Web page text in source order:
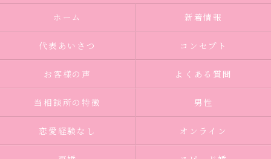
ホーム 新着情報
代表あいさつ コンセプト
お客様の声 よくある質問
当相談所の特徴 男性
恋愛経験なし オンライン